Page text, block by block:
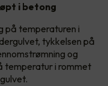
i betong
på temperaturen i
tykkelsen på
og
temperatur i rommet